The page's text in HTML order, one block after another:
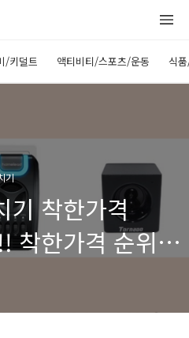
/키덜트 액티비티/스포츠/운동 식
기
기 착한가격
착한가격 순위